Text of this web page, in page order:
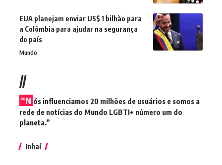
EUA planejam enviar US$ 1 bilhão para
a Colômbia para ajudar na segurança
do país
Mundo
//
“N ós influenciamos 20 milhões de usuários e somos a
rede de notícias do Mundo LGBTI+ número um do
planeta.”
Inhaí